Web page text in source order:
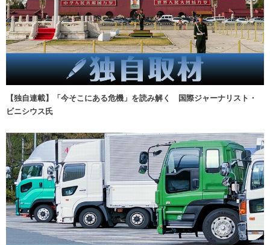
【独自連載】「今そこにある危機」を読み解く 国際ジャーナリスト・
ビニシウス氏